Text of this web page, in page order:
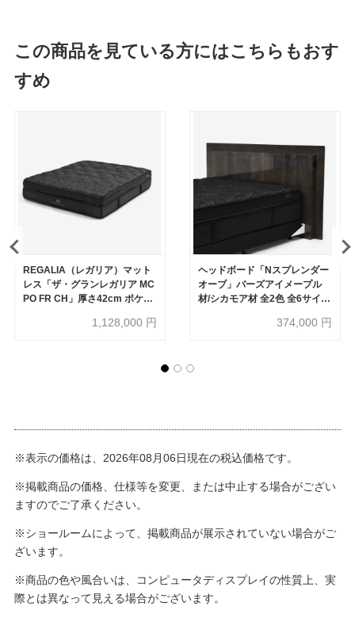
この商品を見ている方にはこちらもおす
すめ
REGALIA（レガリア）マット
レス「ザ・グランレガリア MC
PO FR CH」厚さ42cm ポケッ
象品のため40%OFF】1,128,000 円
ヘッドボード「Nスプレンダー
オーブ」バーズアイメープル
材/シカモア材 全2色 全6サイズ
374,000 円
※表示の価格は、2026年08月06日現在の税込価格です。
※掲載商品の価格、仕様等を変更、または中止する場合がござい
ますのでご了承ください。
※ショールームによって、掲載商品が展示されていない場合がご
ざいます。
※商品の色や風合いは、コンピュータディスプレイの性質上、実
際とは異なって見える場合がございます。